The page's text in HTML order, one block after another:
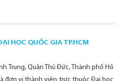
HỌC QUỐC GIA TP.HCM
Trung, Quận Thủ Đức, Thành phố Hồ